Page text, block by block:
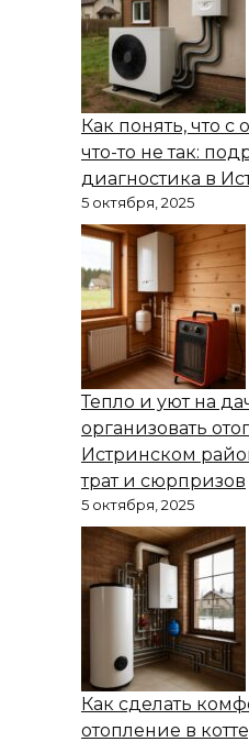
Как понять, что
что-то не так:
диагностика в
5 октября, 2025
Тепло и уют на
организовать
Истринском
трат и сюрпризов
5 октября, 2025
Как сделать
отопление в